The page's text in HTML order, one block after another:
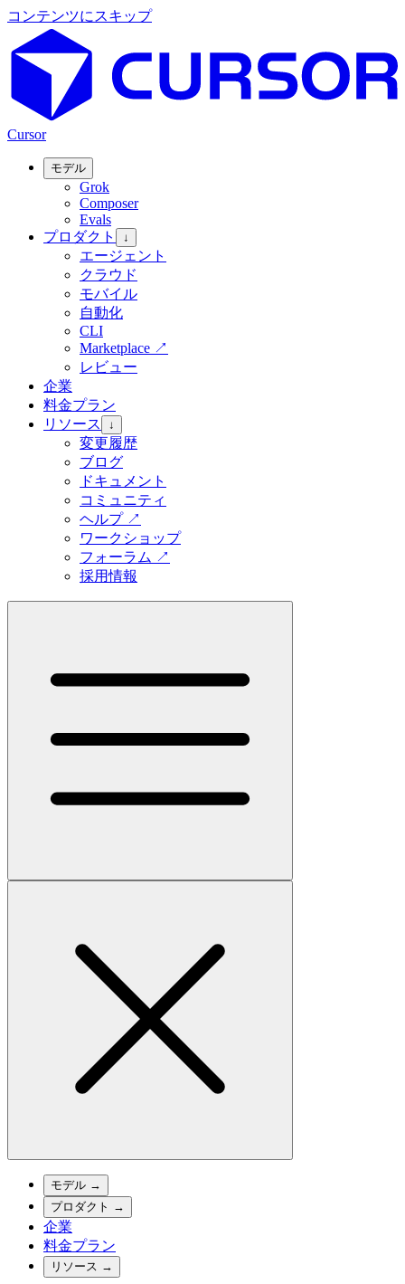
コンテンツにスキップ
Cursor
モデル
Grok
Composer
Evals
プロダクト
↓
エージェント
クラウド
モバイル
自動化
CLI
Marketplace ↗
レビュー
企業
料金プラン
リソース
↓
変更履歴
ブログ
ドキュメント
コミュニティ
ヘルプ↗
ワークショップ
フォーラム ↗
採用情報
モデル →
プロダクト →
企業
料金プラン
リソース →